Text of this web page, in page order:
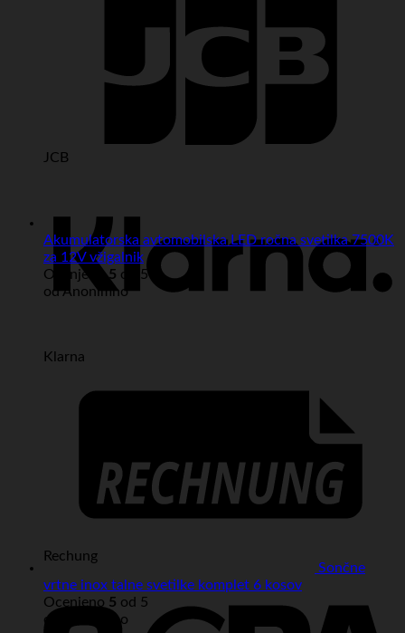
JCB
Klarna
Rechung
Akumulatorska avtomobilska LED ročna svetilka 7500K
za 12V vžigalnik
Ocenjeno5 od 5
od Anonimno
Sončne
vrtne inox talne svetilke komplet 6 kosov
Ocenjeno 5 od 5
od Anonimno